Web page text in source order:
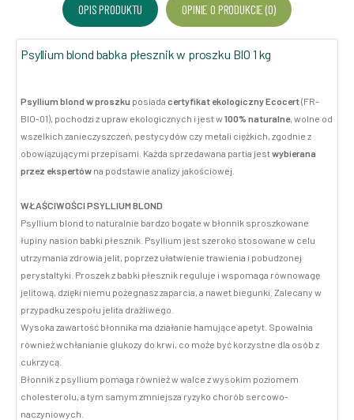
OPIS PRODUKTU OPINIE O PRODUKCIE (0)
Psyllium blond babka płesznik w proszku BIO 1 kg
Psyllium blond w proszku posiada certyfikat ekologiczny Ecocert(FR-
BIO-01), pochodzi z upraw ekologicznych i jest w 100% naturalne, wolne od
wszelkich zanieczyszczeń, pestycydów czy metali ciężkich, zgodnie z
obowiązującymi przepisami. Każda sprzedawana partia jestwybierana
przez ekspertów na podstawie analizy jakościowej.
WŁAŚCIWOŚCI PSYLLIUM BLOND
Psyllium blond to naturalnie bardzo bogate w błonnik sproszkowane
łupiny nasion babki płesznik. Psyllium jest szeroko stosowane w celu
utrzymania zdrowia jelit, poprzez ułatwienie trawienia i pobudzonej
perystaltyki. Proszek z babki płesznik reguluje i wspomaga równowagę
jelitową, dzięki niemu pożegnasz zaparcia, a nawet biegunki. Zalecany w
przypadku zespołu jelita drażliwego.
Wysoka zawartość błonnika ma działanie hamujące apetyt. Spowalnia
również wchłanianie glukozy do krwi, co może być korzystne dla osób z
cukrzycą.
Błonnik z psyllium pomaga również w walce z wysokim poziomem
cholesterolu, a tym samym zmniejsza ryzyko chorób sercowo-
naczyniowych.